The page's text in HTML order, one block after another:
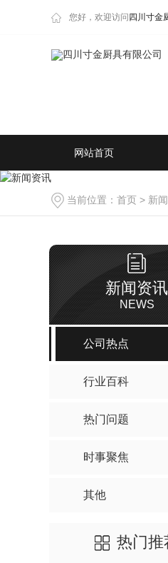
您好，欢迎访问 四川寸金
网站首页
当前位置： 首页 > 新
新闻资讯
NEWS
公司热点
行业百科
热门问题
时事聚焦
其他
热门推